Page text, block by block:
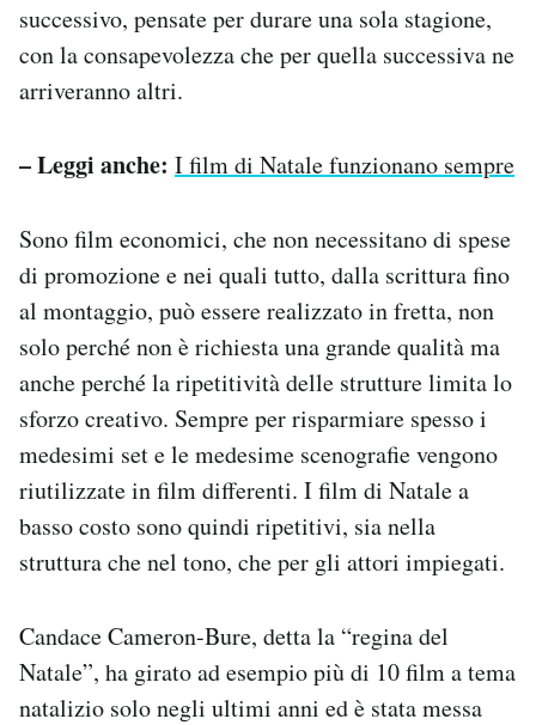
successivo, pensate per durare una sola stagione,
con la consapevolezza che per quella successiva ne
arriveranno altri.
– Leggi anche: I film di Natale funzionano sempre
Sono film economici, che non necessitano di spese
di promozione e nei quali tutto, dalla scrittura fino
al montaggio, può essere realizzato in fretta, non
solo perché non è richiesta una grande qualità ma
anche perché la ripetitività delle strutture limita lo
sforzo creativo. Sempre per risparmiare spesso i
medesimi set e le medesime scenografie vengono
riutilizzate in film differenti. I film di Natale a
basso costo sono quindi ripetitivi, sia nella
struttura che nel tono, che per gli attori impiegati.
Candace Cameron-Bure, detta la “regina del
Natale”, ha girato ad esempio più di 10 film a tema
natalizio solo negli ultimi anni ed è stata messa